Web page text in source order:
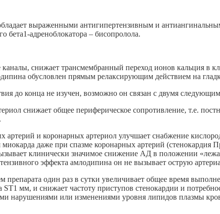
выраженными антигипертензивным и
адреноблокатора – бисопролола.
снижает трансмембранный переход ионов кальция в
обусловлен прямым релаксирующим действием на
до конца не изучен, возможно он связан с двумя
снижает общее периферическое сопротивление, т.е.
артерий и коронарных артериол улучшает снабжение
даже при спазме коронарных артерий (стенокардия
клинически значимое снижение АД в положении
эффекта амлодипина он не вызывает острую
препарата один раз в сутки увеличивает общее время
ST1 мм, и снижает частоту приступов стенокардии и
нарушениями или изменениями уровня липидов плазмы